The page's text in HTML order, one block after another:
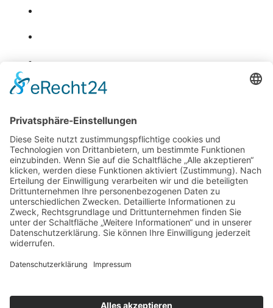
Zurück
Potsdamer Yacht Club e. V.
14109 Berlin
Tel: +49 30 805 35 58